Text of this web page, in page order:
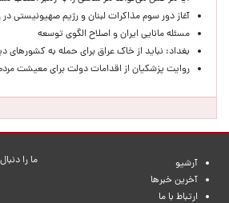
آغاز دور سوم مذاکرات لبنان و رژیم صهیونیستی در
مسئله مانایی ایران و اصلاح الگوی توسعه
بغداد: نباید از خاک عراق برای حمله به کشورهای
روایت پزشکیان از اقدامات دولت برای معیشت
آرشیو
آخرین خبرها
ارتباط با ما
ما را